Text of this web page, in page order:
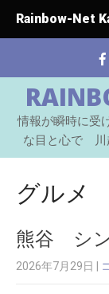
Rainbow-Net
された伝統ある
情報が瞬時に受
な目と心で 川
グルメ
熊谷 シ
2026年7月29日